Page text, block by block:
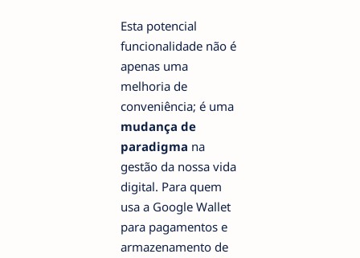
Esta potencial
funcionalidade não é
apenas uma
melhoria de
conveniência; é uma
mudança de
paradigma na
gestão da nossa vida
digital. Para quem
usa a Google Wallet
para pagamentos e
armazenamento de